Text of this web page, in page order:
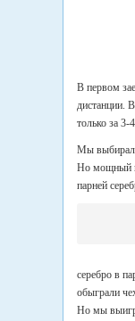
В первом
дистанции.
только за 3-
Мы
Но мощный
парней
серебро в
обыграли
Но мы